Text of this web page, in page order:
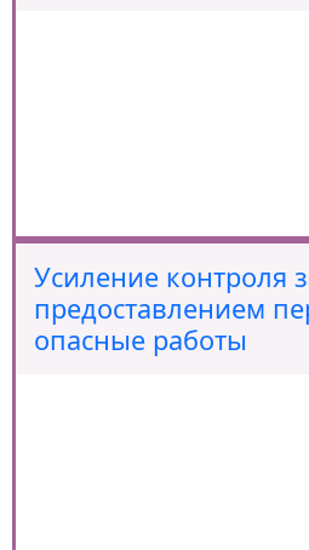
Усиление контроля
предоставлением
опасные работы